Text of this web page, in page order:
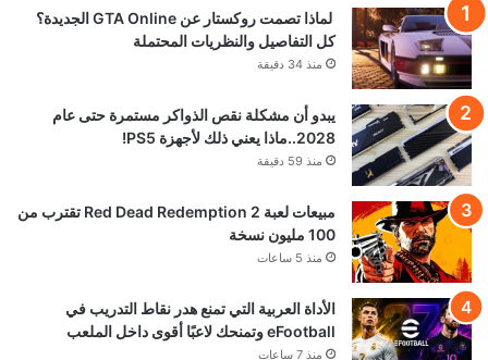
لماذا تصمت روكستار عن GTA Online الجديدة؟
كل التفاصيل والنظريات المحتملة
منذ 34 دقيقة
يبدو أن مشكلة نقص الذواكر مستمرة حتى عام
2028..ماذا يعني ذلك لأجهزة PS5!
منذ 59 دقيقة
مبيعات لعبة Red Dead Redemption 2 تقترب من
100 مليون نسخة
منذ 5 ساعات
الأداة العربية التي تمنع هدر نقاط التدريب في
eFootball وتمنحك لاعبًا أقوى داخل الملعب
منذ 7 ساعات